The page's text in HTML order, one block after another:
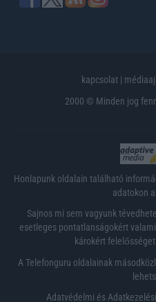
kapcsolat |
2000 © Minden jog
Honlapunk oldalain található
adatokon
Sajnos mi sem vagyunk
esetleges pontatlanságokért
károkért
A Telefonguru oldalainak
Adatvédelmi és